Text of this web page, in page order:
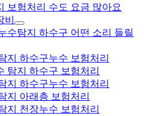
보험처리 수도 요금 많아요
수탐지 하수구 어떤 소리 들릴
지 하수구누수 보험처리
탐지 하수구 보험처리
지 하수구누수 보험처리
지 아래층 보험처리
지 천장누수 보험처리